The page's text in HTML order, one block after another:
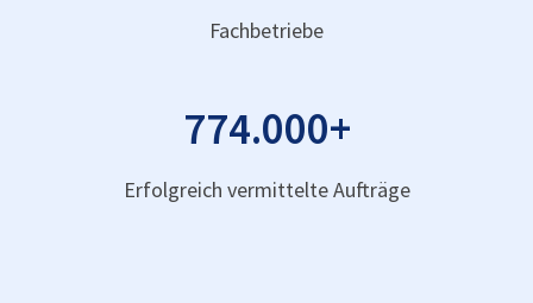
Fachbetriebe
774.000+
Erfolgreich vermittelte Aufträge